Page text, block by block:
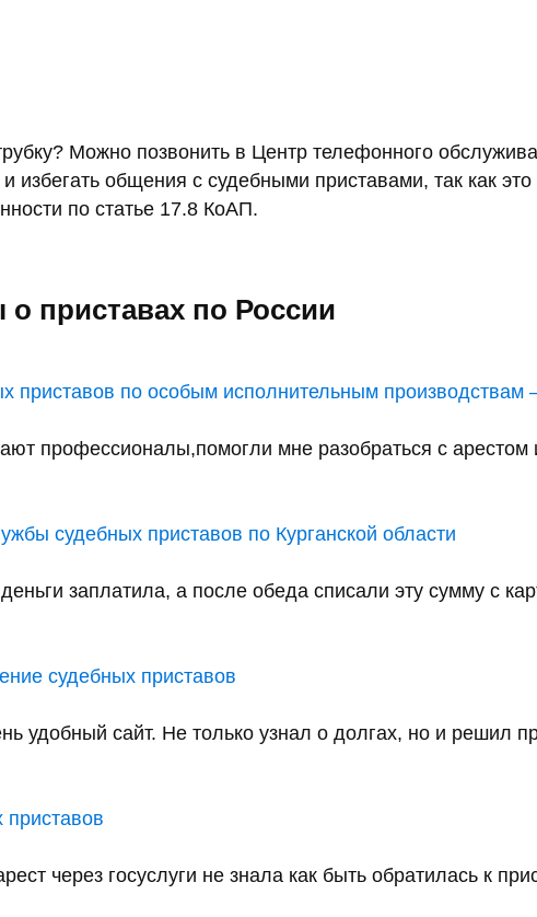
Можно позвонить в Центр телефонного
избегать общения с судебными приставами, так как
по статье 17.8 КоАП.
приставах по России
приставов по особым исполнительным производствам
профессионалы,помогли мне разобраться с
судебных приставов по Курганской области
заплатила, а после обеда списали эту сумму с
судебных приставов
удобный сайт. Не только узнал о долгах, но и решил
приставов
через госуслуги не знала как быть обратилась к